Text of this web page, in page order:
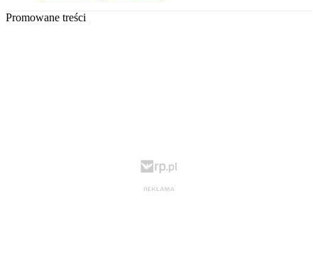
Promowane treści